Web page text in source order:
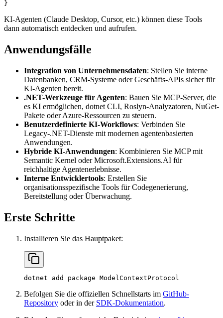
KI-Agenten (Claude Desktop, Cursor, etc.) können diese Tools
dann automatisch entdecken und aufrufen.
Anwendungsfälle
Integration von Unternehmensdaten: Stellen Sie interne
Datenbanken, CRM-Systeme oder Geschäfts-APIs sicher für
KI-Agenten bereit.
.NET-Werkzeuge für Agenten: Bauen Sie MCP-Server, die
es KI ermöglichen, dotnet CLI, Roslyn-Analyzatoren, NuGet-
Pakete oder Azure-Ressourcen zu steuern.
Benutzerdefinierte KI-Workflows: Verbinden Sie
Legacy-.NET-Dienste mit modernen agentenbasierten
Anwendungen.
Hybride KI-Anwendungen: Kombinieren Sie MCP mit
Semantic Kernel oder Microsoft.Extensions.AI für
reichhaltige Agentenerlebnisse.
Interne Entwicklertools: Erstellen Sie
organisationsspezifische Tools für Codegenerierung,
Bereitstellung oder Überwachung.
Erste Schritte
Installieren Sie das Hauptpaket:
Befolgen Sie die offiziellen Schnellstarts im GitHub-
Repository oder in der SDK-Dokumentation.